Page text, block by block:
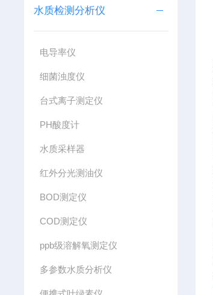
水质检测分析仪
电导率仪
细菌浊度仪
台式离子测定仪
PH酸度计
水质采样器
红外分光测油仪
BOD测定仪
COD测定仪
ppb级溶解氧测定仪
多参数水质分析仪